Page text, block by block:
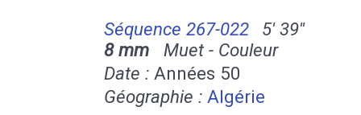
Séquence 267-022
5' 39''
8 mm Muet - Couleur
Date : Années 50
Géographie : Algérie